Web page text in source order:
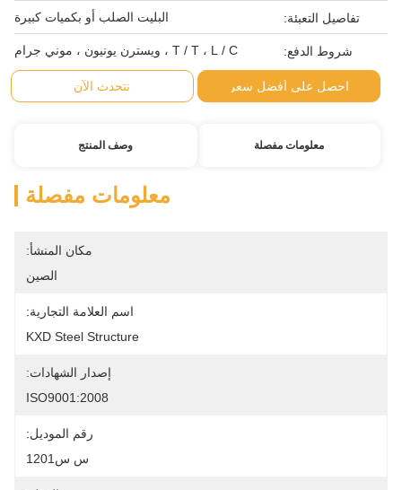
تفاصيل التعبئة: البليت الصلب أو بكميات كبيرة
شروط الدفع: T / T ، L / C ، ويسترن يونيون ، موني جرام
احصل على أفضل سعر نتحدث الآن
معلومات مفصلة وصف المنتج
معلومات مفصلة
مكان المنشأ:
الصين
اسم العلامة التجارية:
KXD Steel Structure
إصدار الشهادات:
ISO9001:2008
رقم الموديل:
س س1201